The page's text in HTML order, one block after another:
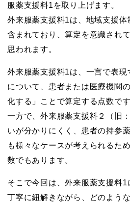
服薬支援料1を取り上げます。
外来服薬支援料1は、地域支援体
含まれており、算定を意識され
思われます。
外来服薬支援料1は、一言で表
について、患者または医療機関
化する」ことで算定する点数です
一方で、外来服薬支援料２（旧
いが分かりにくく、患者の持参
も様々なケースが考えられるた
数でもあります。
そこで今回は、外来服薬支援料
丁寧に紐解きながら、どのよう